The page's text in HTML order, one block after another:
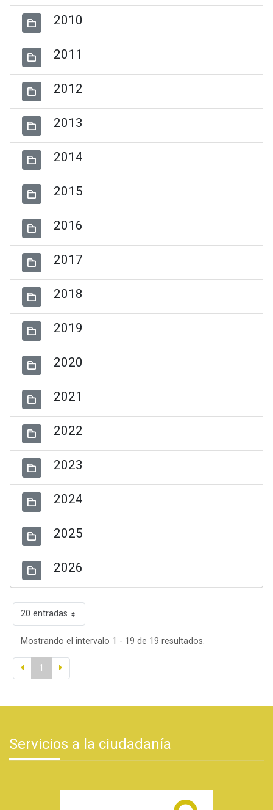
2010
2011
2012
2013
2014
2015
2016
2017
2018
2019
2020
2021
2022
2023
2024
2025
2026
20 entradas
Mostrando el intervalo 1 - 19 de 19 resultados.
1
Servicios a la ciudadanía